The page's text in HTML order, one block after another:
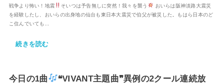
戦争より怖い！地震 そいつは予告無しに突然！我々を襲う
おいらは阪神淡路大震災
を経験したし、おいらの出身地の仙台も東日本大震災で伯父が被災した。もはら日本のど
こ住んでいても...
続きを読む
今日の1曲
❝VIVANT主題曲❞異例の2クール連続放